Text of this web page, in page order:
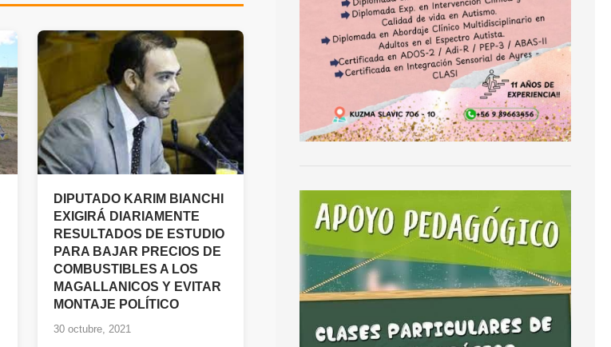
DIPUTADO KARIM BIANCHI
EXIGIRÁ DIARIAMENTE
RESULTADOS DE ESTUDIO
PARA BAJAR PRECIOS DE
COMBUSTIBLES A LOS
MAGALLANICOS Y EVITAR
MONTAJE POLÍTICO
30 octubre, 2021